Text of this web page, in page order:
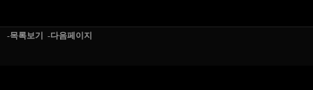
-목록보기 -다음페이지